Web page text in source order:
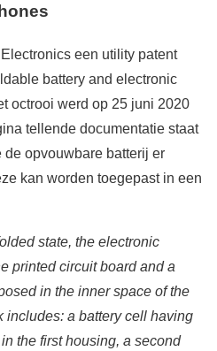
een utility patent
battery and electronic
octrooi werd op 25 juni 2020
tellende documentatie staat
opvouwbare batterij er
kan worden toegepast in een
state, the electronic
printed circuit board and a
in the inner space of the
includes: a battery cell having
the first housing, a second